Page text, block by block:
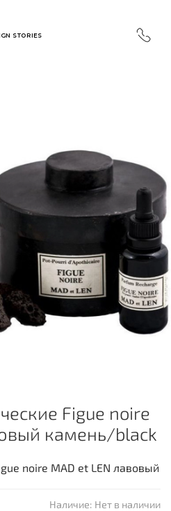
STORIES
Наличие: Нет в наличии
Figue noire
камень/black
noire MAD et LEN лавовый